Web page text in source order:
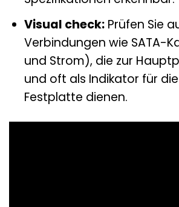
Visual check:Prüfen Sie
Verbindungen wie SATA-
und Strom), die zur
und oft als Indikator für
Festplatte dienen.